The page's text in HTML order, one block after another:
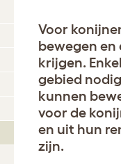
Voor
bewegen en
krijgen.
gebied
kunnen
voor de
en uit hun
zijn.